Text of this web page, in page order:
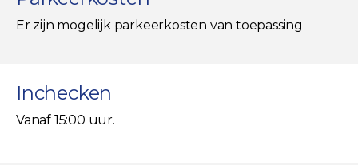
Er zijn mogelijk parkeerkosten van toepassing
Inchecken
Vanaf 15:00 uur.